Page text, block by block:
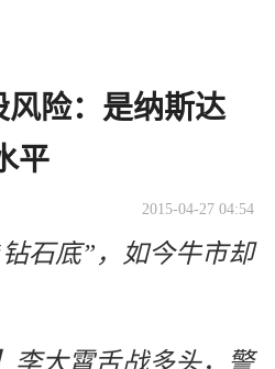
险：是纳斯达
平
2015-04-27 04:54
石底”，如今牛市却
李大霄舌战多头，警